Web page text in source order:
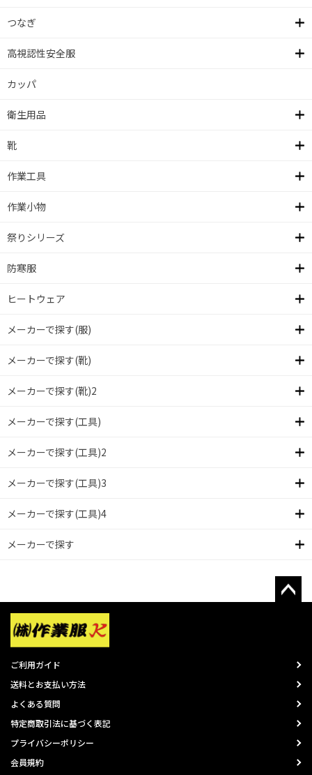
つなぎ
高視認性安全服
カッパ
衛生用品
靴
作業工具
作業小物
祭りシリーズ
防寒服
ヒートウェア
メーカーで探す(服)
メーカーで探す(靴)
メーカーで探す(靴)2
メーカーで探す(工具)
メーカーで探す(工具)2
メーカーで探す(工具)3
メーカーで探す(工具)4
メーカーで探す
ご利用ガイド
送料とお支払い方法
よくある質問
特定商取引法に基づく表記
プライバシーポリシー
会員規約